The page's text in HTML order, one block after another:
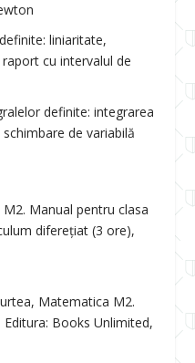
liniaritate,
cu intervalul de
definite: integrarea
de variabilă
Manual pentru clasa
diferețiat (3 ore),
Matematica M2.
Books Unlimited,